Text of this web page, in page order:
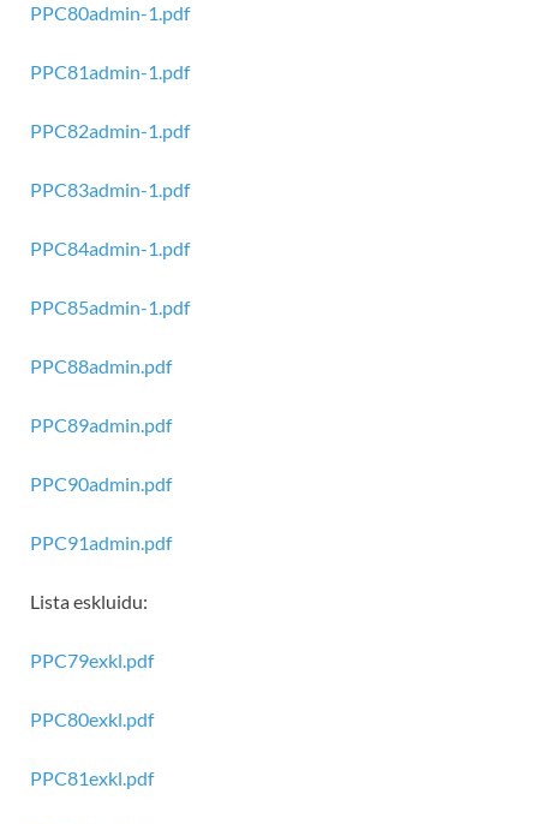
PPC80admin-1.pdf
PPC81admin-1.pdf
PPC82admin-1.pdf
PPC83admin-1.pdf
PPC84admin-1.pdf
PPC85admin-1.pdf
PPC88admin.pdf
PPC89admin.pdf
PPC90admin.pdf
PPC91admin.pdf
Lista eskluidu:
PPC79exkl.pdf
PPC80exkl.pdf
PPC81exkl.pdf